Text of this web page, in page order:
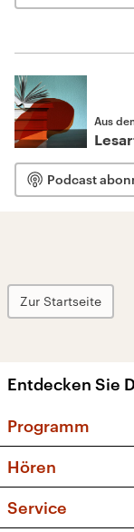
Aus
Podcast
Zur Startseite
Entdecken Sie
Programm
Musikliste
Hören
Service